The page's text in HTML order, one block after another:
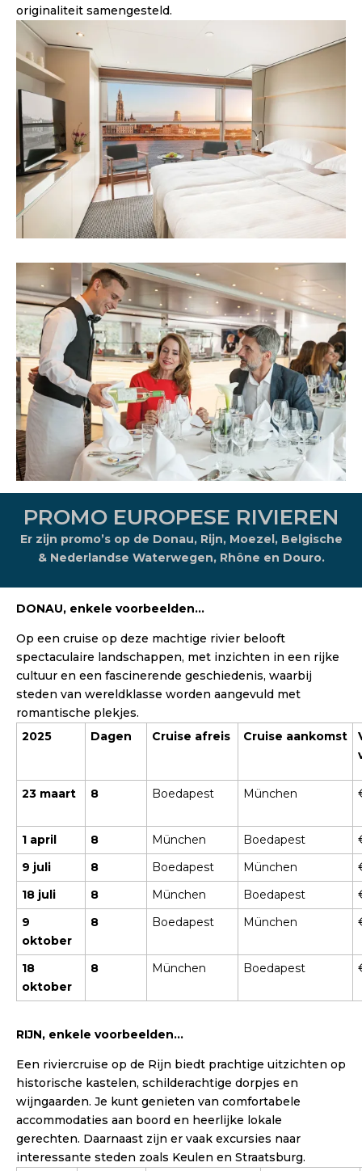
originaliteit samengesteld.
PROMO EUROPESE RIVIEREN
Er zijn promo’s op de Donau, Rijn, Moezel, Belgische
& Nederlandse Waterwegen, Rhône en Douro.
DONAU, enkele voorbeelden…
Op een cruise op deze machtige rivier belooft
spectaculaire landschappen, met inzichten in een rijke
cultuur en een fascinerende geschiedenis, waarbij
steden van wereldklasse worden aangevuld met
romantische plekjes.
2025
Dagen Cruise afreis Cruise aankomst
23 maart 8 Boedapest München
1 april 8 München Boedapest
9 juli
8 Boedapest München
18 juli
8 München Boedapest
9
oktober
8 Boedapest München
18
oktober
8 München Boedapest
RIJN, enkele voorbeelden…
Een riviercruise op de Rijn biedt prachtige uitzichten op
historische kastelen, schilderachtige dorpjes en
wijngaarden. Je kunt genieten van comfortabele
accommodaties aan boord en heerlijke lokale
gerechten. Daarnaast zijn er vaak excursies naar
interessante steden zoals Keulen en Straatsburg.